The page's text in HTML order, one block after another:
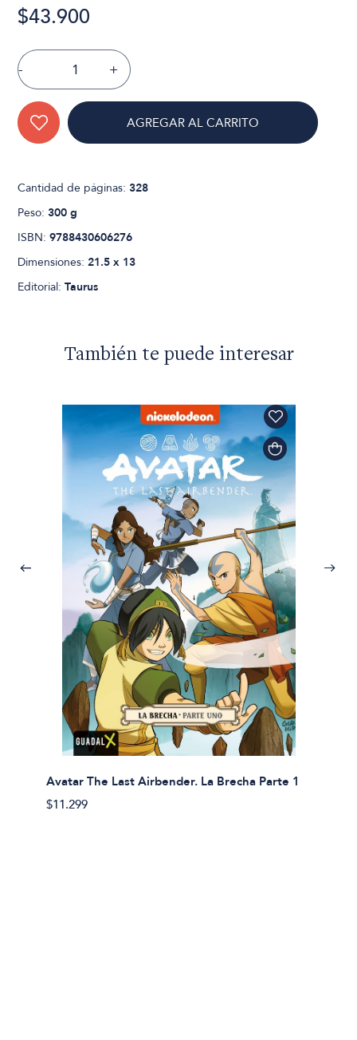
$43.900
- +
AGREGAR AL CARRITO
Cantidad de páginas:328
Peso:300 g
ISBN:9788430606276
Dimensiones:21.5 x 13
Editorial:Taurus
También te puede interesar
Avatar The Last Airbender. La Brecha Parte 1
$11.299